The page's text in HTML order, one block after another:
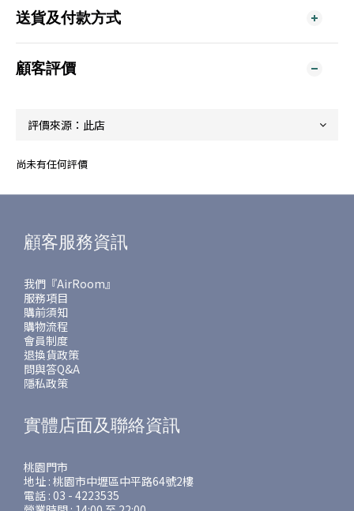
送貨及付款方式
顧客評價
尚未有任何評價
顧客服務資訊
我們『AirRoom』
服務項目
購前須知
購物流程
會員制度
退換貨政策
問與答Q&A
隱私政策
實體店面及聯絡資訊
桃園門市
地址 : 桃園市中壢區中平路64號2樓
電話 : 03 - 4223535